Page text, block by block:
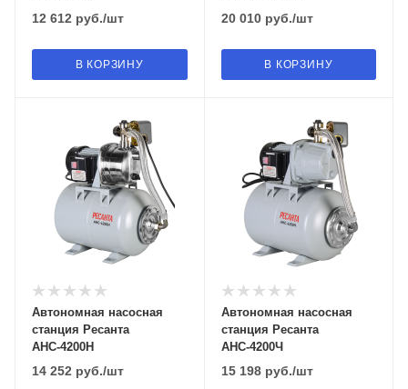
12 612 руб./шт
В КОРЗИНУ
20 010руб./шт
В КОРЗИНУ
Автономная насосная
станция Ресанта
АНС-4200Н
14 252 руб./шт
Автономная насосная
станция Ресанта
АНС-4200Ч
15 198руб./шт